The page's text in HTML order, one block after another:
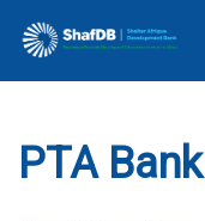
PTA
PTA Bank